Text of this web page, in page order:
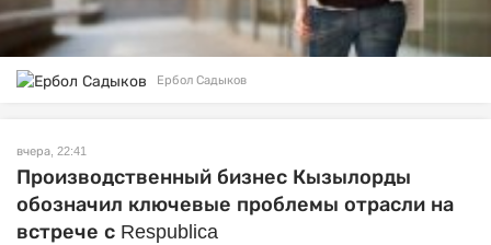
Ербол Садыков
вчера, 22:41
Производственный бизнес Кызылорды
обозначил ключевые проблемы отрасли на
встрече с Respublica